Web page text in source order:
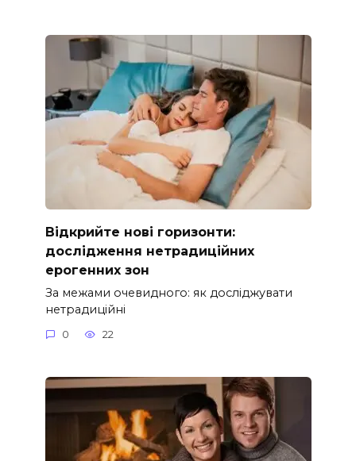
Відкрийте нові горизонти:
дослідження нетрадиційних
ерогенних зон
За межами очевидного: як досліджувати
нетрадиційні
0 22